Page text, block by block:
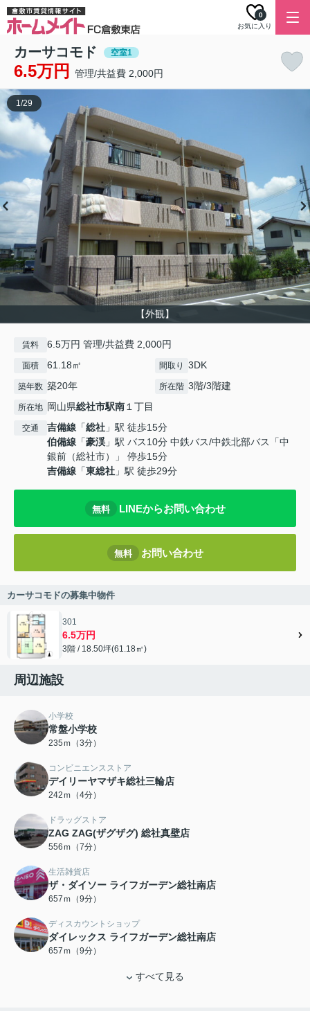
お気に入り
0
カーサコモド 空室1
6.5万円 管理/共益費 2,000円
【外観】
1/29
賃料 6.5万円 管理/共益費 2,000円
面積 61.18㎡ 間取り 3DK
築年数 築20年 所在階 3階/3階建
所在地 岡山県総社市駅南１丁目
交通 吉備線 「総社 」駅 徒歩15分
伯備線 「豪渓 」駅 バス10分 中鉄バス/中鉄北部バス「中
銀前（総社市）」 停歩15分
吉備線 「東総社 」駅 徒歩29分
無料 LINEからお問い合わせ
無料 お問い合わせ
カーサコモドの募集中物件
301
6.5万円
3階 / 18.50坪(61.18㎡)
周辺施設
小学校
常盤小学校
235ｍ（3分）
コンビニエンスストア
デイリーヤマザキ総社三輪店
242ｍ（4分）
ドラッグストア
ZAG ZAG(ザグザグ) 総社真壁店
556ｍ（7分）
生活雑貨店
ザ・ダイソー ライフガーデン総社南店
657ｍ（9分）
ディスカウントショップ
ダイレックス ライフガーデン総社南店
657ｍ（9分）
すべて見る